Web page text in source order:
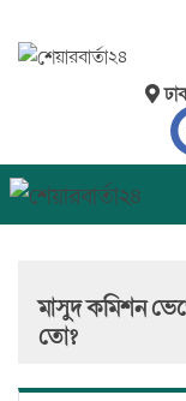
মাসুদ কমিশন
তো?